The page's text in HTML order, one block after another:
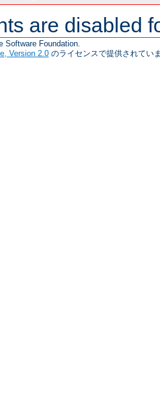
are disabled
Software Foundation.
Version 2.0 のライセンスで提供されてい